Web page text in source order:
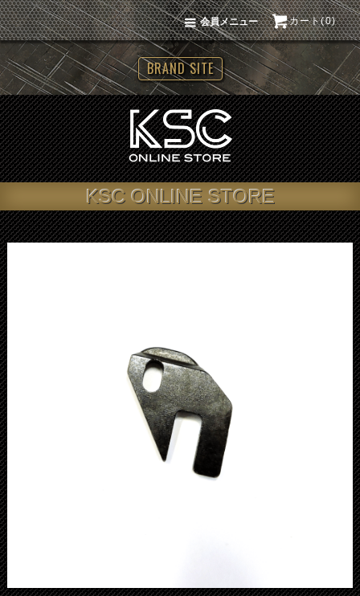
カート(0)
会員メニュー
BRAND SITE
KSC ONLINE STORE